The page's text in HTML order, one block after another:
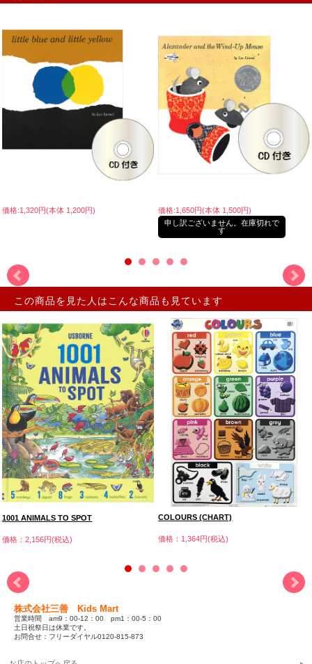
価格:1,320円(本体 1,200円)
価格:1,650円(本体 1,500円)
申し訳ございません。在庫切れで
す
この商品を見た人はこんな商品も見ています
1001 ANIMALS TO SPOT
価格：2,156円(税込)
COLOURS (CHART)
価格：1,364円(税込)
株式会社三善 Kids Mart
営業時間 am9：00-12：00 pm1：00-5：00
土日祝祭日は休業です。
お問合せ：フリーダイヤル0120-815-873